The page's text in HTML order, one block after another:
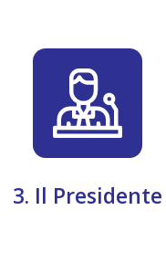
3. Il Presidente